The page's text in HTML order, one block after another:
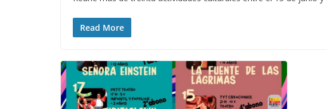
Read More